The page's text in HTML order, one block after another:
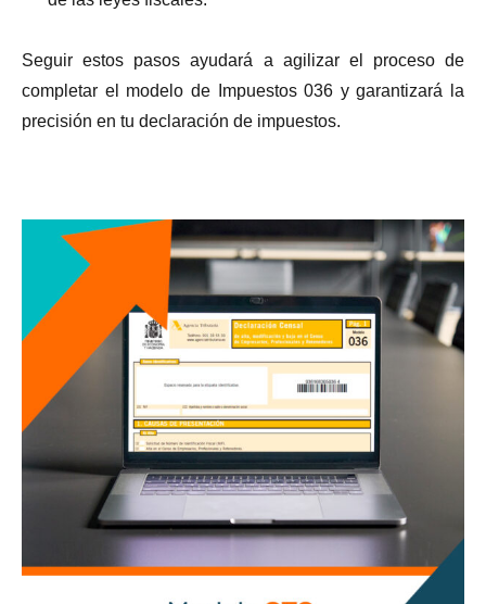
Seguir estos pasos ayudará a agilizar el proceso de
completar el modelo de Impuestos 036 y garantizará la
precisión en tu declaración de impuestos.